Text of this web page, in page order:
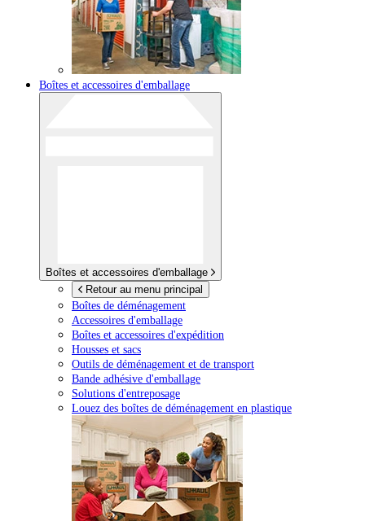
Boîtes et accessoires d'emballage
Boîtes et accessoires d'emballage
Retour au menu principal
Boîtes de déménagement
Accessoires d'emballage
Boîtes et accessoires d'expédition
Housses et sacs
Outils de déménagement et de transport
Bande adhésive d'emballage
Solutions d'entreposage
Louez des boîtes de déménagement en plastique